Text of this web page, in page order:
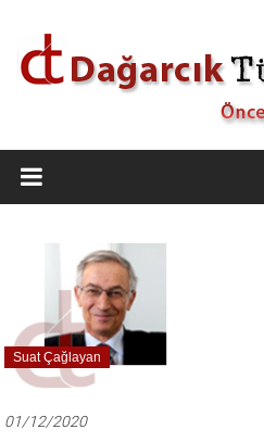
Dağarcık
Türkiye
Cumhuriyeti…
Suat Çağlayan
01/12/2020